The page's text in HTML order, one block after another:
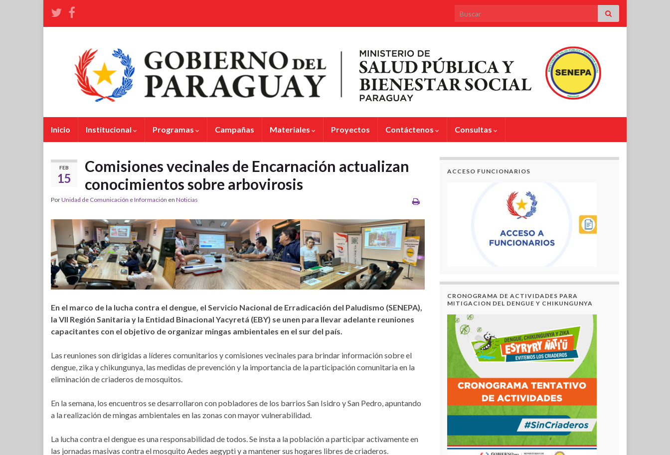
Search for:
Inicio Institucional Programas Campañas Materiales Proyectos Contáctenos Consultas
FEB
15
Comisiones vecinales de Encarnación actualizan
conocimientos sobre arbovirosis
PorUnidad de Comunicación e Información en Noticias
En el marco de la lucha contra el dengue, el Servicio Nacional de Erradicación del Paludismo (SENEPA),
la VII Región Sanitaria y la Entidad Binacional Yacyretá (EBY) se unen para llevar adelante reuniones
capacitantes con el objetivo de organizar mingas ambientales en el sur del país.
Las reuniones son dirigidas a líderes comunitarios y comisiones vecinales para brindar información sobre el
dengue, zika y chikungunya, las medidas de prevención y la importancia de la participación comunitaria en la
eliminación de criaderos de mosquitos.
En la semana, los encuentros se desarrollaron con pobladores de los barrios San Isidro y San Pedro, apuntando
a la realización de mingas ambientales en las zonas con mayor vulnerabilidad.
La lucha contra el dengue es una responsabilidad de todos. Se insta a la población a participar activamente en
las jornadas masivas contra el mosquito Aedes aegypti y a mantener sus hogares libres de criaderos.
ACCESO FUNCIONARIOS
CRONOGRAMA DE ACTIVIDADES PARA
MITIGACION DEL DENGUE Y CHIKUNGUNYA